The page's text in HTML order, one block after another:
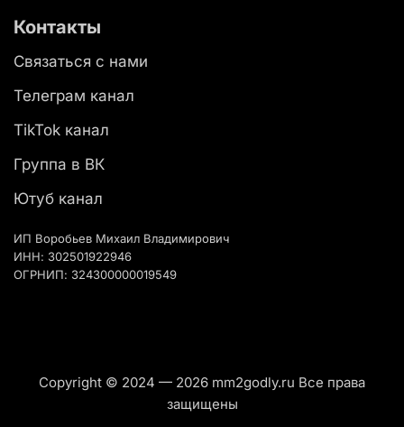
Контакты
Связаться с нами
Телеграм канал
TikTok канал
Группа в ВК
Ютуб канал
ИП Воробьев Михаил Владимирович
ИНН: 302501922946
ОГРНИП: 324300000019549
Copyright © 2024 — 2026 mm2godly.ru Все права
защищены